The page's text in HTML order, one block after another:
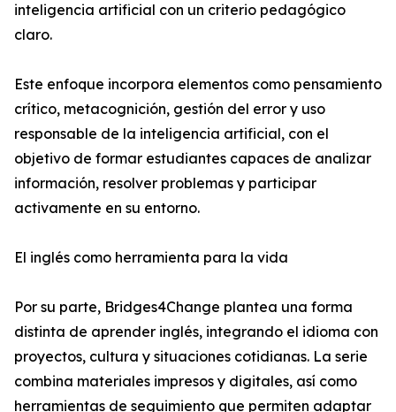
inteligencia artificial con un criterio pedagógico
claro.
Este enfoque incorpora elementos como pensamiento
crítico, metacognición, gestión del error y uso
responsable de la inteligencia artificial, con el
objetivo de formar estudiantes capaces de analizar
información, resolver problemas y participar
activamente en su entorno.
El inglés como herramienta para la vida
Por su parte, Bridges4Change plantea una forma
distinta de aprender inglés, integrando el idioma con
proyectos, cultura y situaciones cotidianas. La serie
combina materiales impresos y digitales, así como
herramientas de seguimiento que permiten adaptar